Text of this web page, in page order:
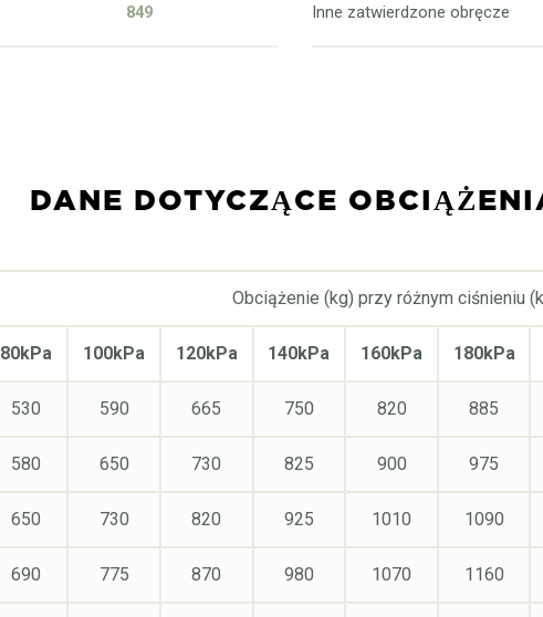
849 Inne zatwierdzone obręcze
DANE DOTYCZĄCE
Obciążenie (kg) przy różnym ciśnieniu
80kPa
530
580
650
690
100kPa
590
650
730
775
120kPa
665
730
820
870
140kPa
750
825
925
980
160kPa
820
900
1010
1070
180kPa
885
975
1090
1160